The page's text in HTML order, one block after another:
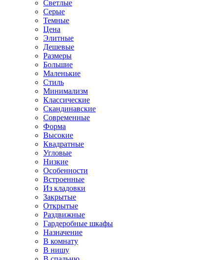
Светлые
Серые
Темные
Цена
Элитные
Дешевые
Размеры
Большие
Маленькие
Стиль
Минимализм
Классические
Скандинавские
Современные
Форма
Высокие
Квадратные
Угловые
Низкие
Особенности
Встроенные
Из кладовки
Закрытые
Открытые
Раздвижные
Гардеробные шкафы
Назначение
В комнату
В нишу